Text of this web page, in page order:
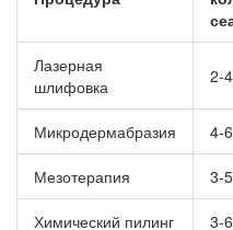
Лазерная
шлифовка
2-4
Микродермабразия 4-6
Мезотерапия 3-5
Химический пилинг 3-6